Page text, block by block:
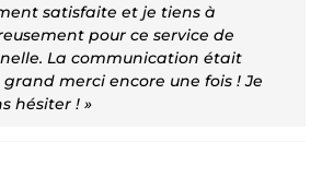
satisfaite et je tiens à
pour ce service de
La communication était
merci encore une fois ! Je
hésiter ! »